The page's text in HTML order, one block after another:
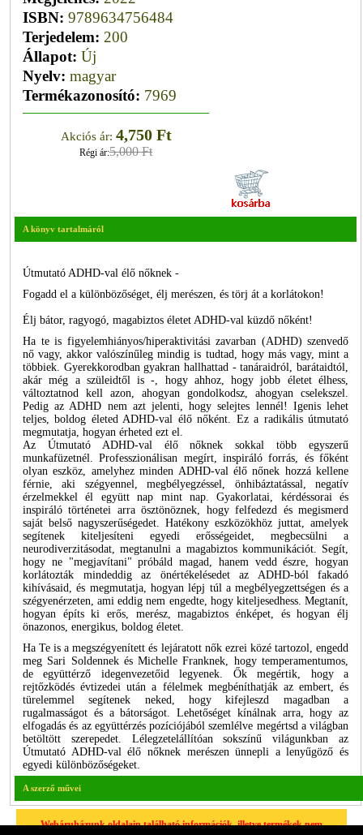
ISBN: 9789634756484
Terjedelem: 200
Állapot: Új
Nyelv: magyar
Termékazonosító: 7969
Akciós ár: 4,750 Ft
Régi ár:5,000 Ft
A könyv tartalmáról
Útmutató ADHD-val élő nőknek -
Fogadd el a különbözőséget, élj merészen, és törj át a korlátokon!
Élj bátor, ragyogó, magabiztos életet ADHD-val küzdő nőként!
Ha te is figyelemhiányos/hiperaktivitási zavarban (ADHD) szenvedő
nő vagy, akkor valószínűleg mindig is tudtad, hogy más vagy, mint a
többiek. Gyerekkorodban gyakran hallhattad - tanáraidról, barátaidtól,
akár még a szüleidtől is -, hogy ahhoz, hogy jobb életet élhess,
változtatnod kell azon, ahogyan gondolkodsz, ahogyan cselekszel.
Pedig az ADHD nem azt jelenti, hogy selejtes lennél! Igenis lehet
teljes, boldog életed ADHD-val élő nőként. Ez a radikális útmutató
megmutatja, hogyan érheted ezt el.
Az Útmutató ADHD-val élő nőknek sokkal több egyszerű
munkafüzetnél. Professzionálisan megírt, inspiráló forrás, és főként
olyan eszköz, amelyhez minden ADHD-val élő nőnek hozzá kellene
férnie, aki szégyennel, megbélyegzéssel, önhibáztatással, negatív
érzelmekkel él együtt nap mint nap. Gyakorlatai, kérdéssorai és
inspiráló történetei arra ösztönöznek, hogy felfedezd és megismerd
saját belső nagyszerűségedet. Hatékony eszközökhöz juttat, amelyek
segítenek kiteljesíteni egyedi erősségeidet, megbecsülni a
neurodiverzitásodat, megtanulni a magabiztos kommunikációt. Segít,
hogy ne "megjavítani" próbáld magad, hanem vedd észre, hogyan
korlátozták mindeddig az önértékelésedet az ADHD-ból fakadó
kihívásaid, és megmutatja, hogyan lépj túl a megbélyegzettségen és a
szégyenérzeten, ami eddig nem engedte, hogy kiteljesedhess. Megtanít,
hogyan építs ki erős, merész, magabiztos énképet, és hogyan élj
önazonos, energikus, boldog életet.
Ha Te is a megszégyenített és lejáratott nők ezrei közé tartozol, engedd
meg Sari Soldennek és Michelle Franknek, hogy temperamentumos,
de együttérző idegenvezetőid legyenek. Ők megértik, hogy a
rejtőzködés évtizedei után a félelmek megbéníthatják az embert, és
türelemmel segítenek neked, hogy kifejleszd magadban a
rugalmasságot és a bátorságot. Lehetőséget kínálnak arra, hogy az
elfogadás és az együttérzés pozíciójából szemlélve megértsd a világban
betöltött szerepedet. Lélegzetelállítóan sokszínű világunkban az
Útmutató ADHD-val élő nőknek merészen ünnepli a lenyűgöző és
egyedi különbözőségeket.
A szerző művei
Webáruházunk oldalain található információk, illetve termékek nem